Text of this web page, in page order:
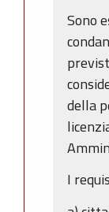
Sono
della
I